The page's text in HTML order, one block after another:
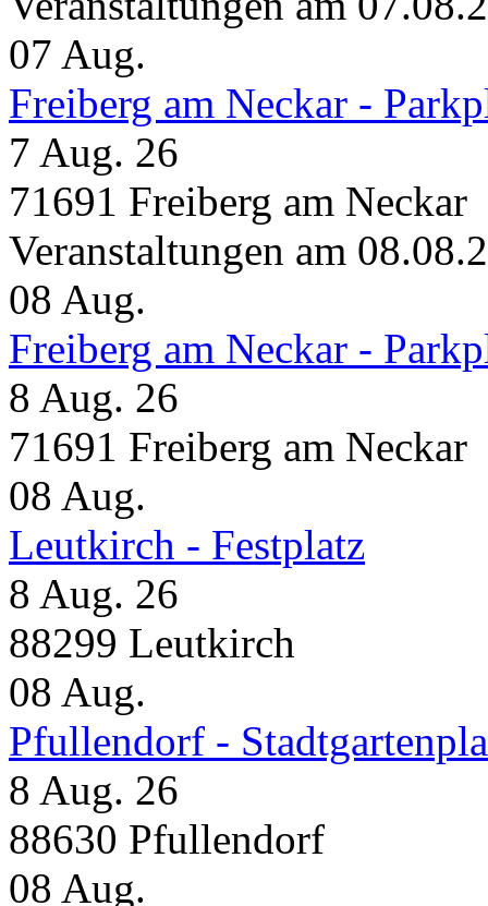
07 Aug.
Freiberg am Neckar -
7 Aug. 26
71691 Freiberg am Neckar
Veranstaltungen am
08 Aug.
Freiberg am Neckar -
8 Aug. 26
71691 Freiberg am Neckar
08 Aug.
Leutkirch - Festplatz
8 Aug. 26
88299 Leutkirch
08 Aug.
Pfullendorf -
8 Aug. 26
88630 Pfullendorf
08 Aug.